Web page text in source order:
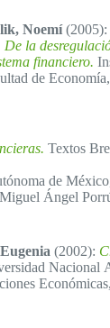
Noemí(2005):
De la
financiero.
de
Textos
de
Ángel
(2002):
Nacional